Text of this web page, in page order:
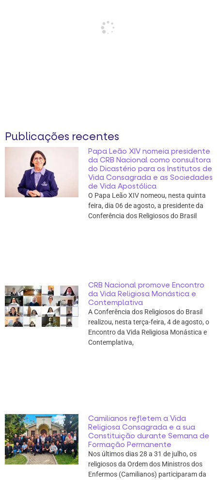
Publicações recentes
Papa Leão XIV nomeia presidente
da CRB Nacional como consultora
do Dicastério para os Institutos de
Vida Consagrada e as Sociedades
de Vida Apostólica
O Papa Leão XIV nomeou, nesta quinta
feira, dia 06 de agosto, a presidente da
Conferência dos Religiosos do Brasil
CRB Nacional promove Encontro
da Vida Religiosa Monástica e
Contemplativa
A Conferência dos Religiosos do Brasil
realizou, nesta terça-feira, 4 de agosto, o
Encontro da Vida Religiosa Monástica e
Contemplativa,
Camilianos refletem a Vida
Religiosa Consagrada e a sua
Constituição durante Semana de
Formação Permanente
Nos últimos dias 28 a 31 de julho, os
religiosos da Ordem dos Ministros dos
Enfermos (Camilianos) participaram da